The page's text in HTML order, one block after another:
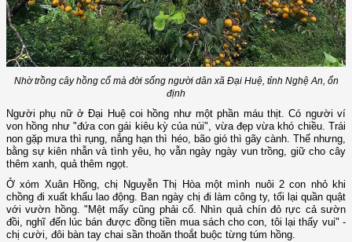
Nhờ trồng cây hồng cổ mà đời sống người dân xã Đại Huệ, tỉnh Nghệ An, ổn
định
Người phụ nữ ở Đại Huệ coi hồng như một phần máu thịt. Có người ví
von hồng như "đứa con gái kiêu kỳ của núi", vừa đẹp vừa khó chiều. Trái
non gặp mưa thì rụng, nắng hạn thì héo, bão gió thì gãy cành. Thế nhưng,
bằng sự kiên nhẫn và tình yêu, họ vẫn ngày ngày vun trồng, giữ cho cây
thêm xanh, quả thêm ngọt.
Ở xóm Xuân Hồng, chị Nguyễn Thị Hòa một mình nuôi 2 con nhỏ khi
chồng đi xuất khẩu lao động. Ban ngày chị đi làm công ty, tối lại quần quật
với vườn hồng. "Mệt mấy cũng phải cố. Nhìn quả chín đỏ rực cả sườn
đồi, nghĩ đến lúc bán được đồng tiền mua sách cho con, tôi lại thấy vui" -
chị cười, đôi bàn tay chai sần thoăn thoắt buộc từng túm hồng.